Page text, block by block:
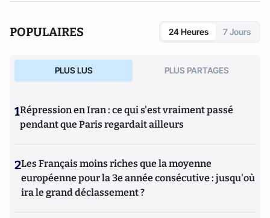
POPULAIRES 24 Heures 7 Jours
PLUS LUS PLUS PARTAGES
1Répression en Iran : ce qui s'est vraiment passé
pendant que Paris regardait ailleurs
2Les Français moins riches que la moyenne
européenne pour la 3e année consécutive : jusqu'où
ira le grand déclassement ?